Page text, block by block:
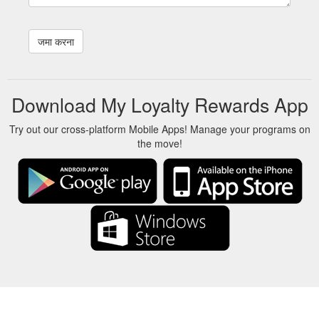
Download My Loyalty Rewards App
Try out our cross-platform Mobile Apps! Manage your programs on
the move!